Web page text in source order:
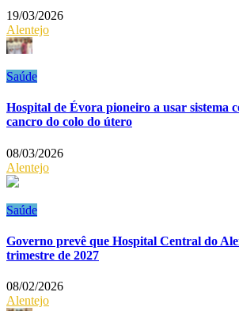
19/03/2026
Alentejo
Saúde
Hospital de Évora pioneiro a usar sistema
cancro do colo do útero
08/03/2026
Alentejo
Saúde
Governo prevê que Hospital Central do
trimestre de 2027
08/02/2026
Alentejo